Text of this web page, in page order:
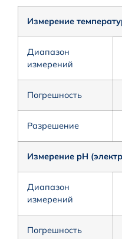
Измерение
Диапазон
измерений
Погрешность
Разрешение
Измерение pH
Диапазон
измерений
Погрешность